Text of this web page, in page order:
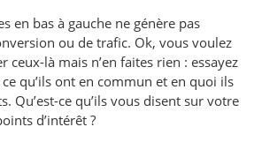
en bas à gauche ne génère pas
ou de trafic. Ok, vous voulez
ceux-là mais n’en faites rien : essayez
qu’ils ont en commun et en quoi ils
Qu’est-ce qu’ils vous disent sur votre
d’intérêt ?